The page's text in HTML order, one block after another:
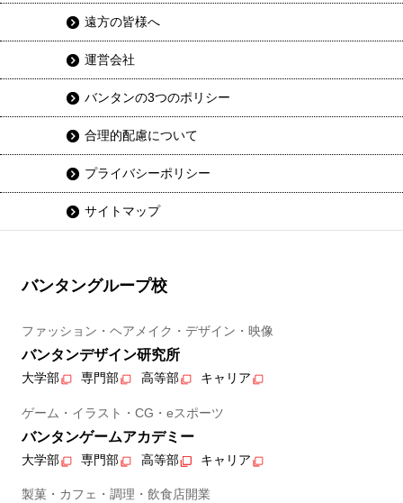
遠方の皆様へ
運営会社
バンタンの3つのポリシー
合理的配慮について
プライバシーポリシー
サイトマップ
バンタングループ校
ファッション・ヘアメイク・デザイン・映像
バンタンデザイン研究所
大学部 専門部 高等部 キャリア
ゲーム・イラスト・CG・eスポーツ
バンタンゲームアカデミー
大学部 専門部 高等部 キャリア
製菓・カフェ・調理・飲食店開業